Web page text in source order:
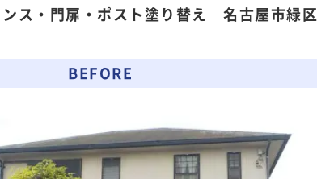
ス・門扉・ポスト塗り替え 名古屋市緑区
BEFORE